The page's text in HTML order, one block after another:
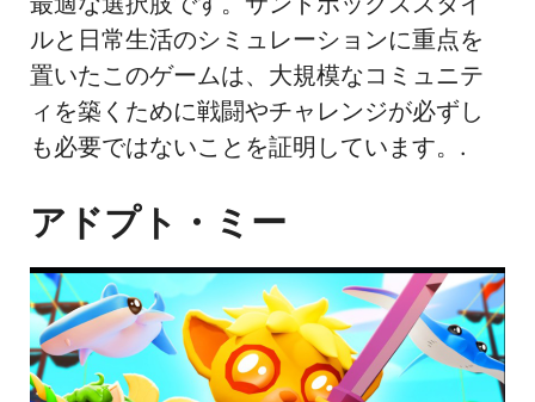
ルと日常生活のシミュレーションに重点を
置いたこのゲームは、大規模なコミュニテ
ィを築くために戦闘やチャレンジが必ずし
も必要ではないことを証明しています。.
アドプト・ミー